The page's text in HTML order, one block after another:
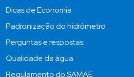
Dicas de Economia
Padronização do hidrômetro
Perguntas e respostas
Qualidade da água
Regulamento do SAMAE